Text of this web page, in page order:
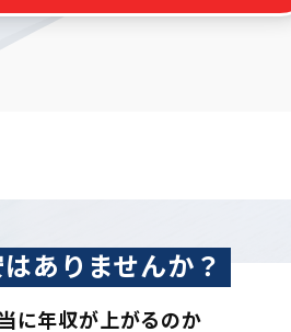
ありませんか？
に年収が上がるのか